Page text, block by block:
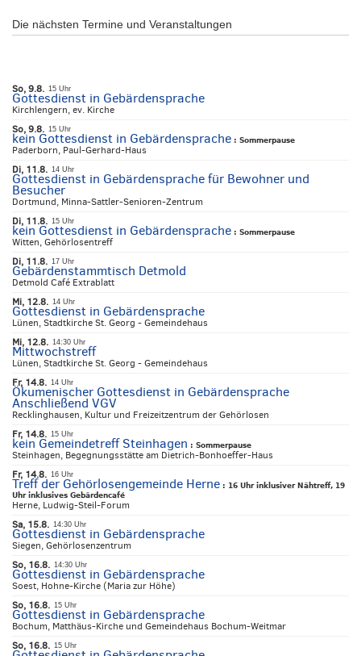
Die nächsten Termine und Veranstaltungen
So, 9.8. 15 Uhr
Gottesdienst in Gebärdensprache
Kirchlengern, ev. Kirche
So, 9.8. 15 Uhr
kein Gottesdienst in Gebärdensprache : Sommerpause
Paderborn, Paul-Gerhard-Haus
Di, 11.8. 14 Uhr
Gottesdienst in Gebärdensprache für Bewohner und
Besucher
Dortmund, Minna-Sattler-Senioren-Zentrum
Di, 11.8. 15 Uhr
kein Gottesdienst in Gebärdensprache : Sommerpause
Witten, Gehörlosentreff
Di, 11.8. 17 Uhr
Gebärdenstammtisch Detmold
Detmold Café Extrablatt
Mi, 12.8. 14 Uhr
Gottesdienst in Gebärdensprache
Lünen, Stadtkirche St. Georg - Gemeindehaus
Mi, 12.8. 14:30 Uhr
Mittwochstreff
Lünen, Stadtkirche St. Georg - Gemeindehaus
Fr, 14.8. 14 Uhr
Ökumenischer Gottesdienst in Gebärdensprache
Anschließend VGV
Recklinghausen, Kultur und Freizeitzentrum der Gehörlosen
Fr, 14.8. 15 Uhr
kein Gemeindetreff Steinhagen : Sommerpause
Steinhagen, Begegnungsstätte am Dietrich-Bonhoeffer-Haus
Fr, 14.8. 16 Uhr
Treff der Gehörlosengemeinde Herne : 16 Uhr inklusiver Nähtreff, 19
Uhr inklusives Gebärdencafé
Herne, Ludwig-Steil-Forum
Sa, 15.8. 14:30 Uhr
Gottesdienst in Gebärdensprache
Siegen, Gehörlosenzentrum
So, 16.8. 14:30 Uhr
Gottesdienst in Gebärdensprache
Soest, Hohne-Kirche (Maria zur Höhe)
So, 16.8. 15 Uhr
Gottesdienst in Gebärdensprache
Bochum, Matthäus-Kirche und Gemeindehaus Bochum-Weitmar
So, 16.8. 15 Uhr